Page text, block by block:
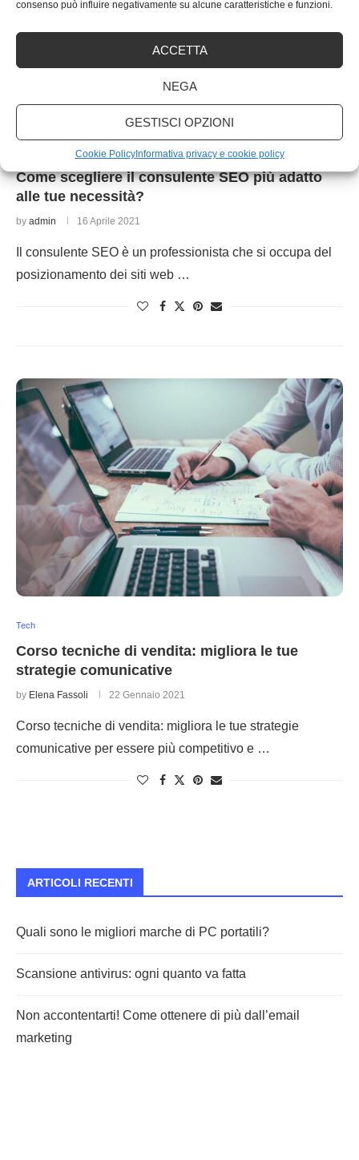
consenso può influire negativamente su alcune caratteristiche e funzioni.
ACCETTA
NEGA
GESTISCI OPZIONI
Cookie PolicyInformativa privacy e cookie policy
Come scegliere il consulente SEO più adatto
alle tue necessità?
by admin 16 Aprile 2021
Il consulente SEO è un professionista che si occupa del
posizionamento dei siti web …
Tech
Corso tecniche di vendita: migliora le tue
strategie comunicative
by Elena Fassoli 22 Gennaio 2021
Corso tecniche di vendita: migliora le tue strategie
comunicative per essere più competitivo e …
ARTICOLI RECENTI
Quali sono le migliori marche di PC portatili?
Scansione antivirus: ogni quanto va fatta
Non accontentarti! Come ottenere di più dall’email
marketing